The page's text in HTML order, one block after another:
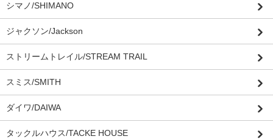
シマノ/SHIMANO
ジャクソン/Jackson
ストリームトレイル/STREAM TRAIL
スミス/SMITH
ダイワ/DAIWA
タックルハウス/TACKE HOUSE